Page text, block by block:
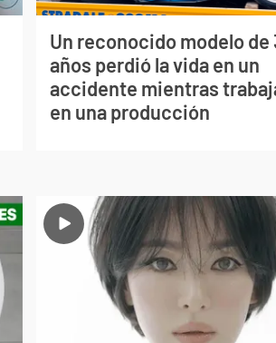
Un reconocido modelo de
años perdió la vida en un
accidente mientras
en una producción